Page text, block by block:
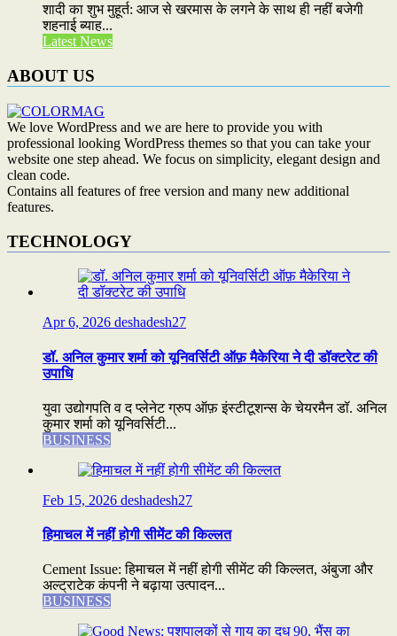
शादी का शुभ मुहूर्त: आज से खरमास के लगने के साथ ही नहीं बजेगी
शहनाई ब्याह...
Latest News
ABOUT US
We love WordPress and we are here to provide you with
professional looking WordPress themes so that you can take your
website one step ahead. We focus on simplicity, elegant design and
clean code.
Contains all features of free version and many new additional
features.
TECHNOLOGY
Apr 6, 2026 deshadesh27
डॉ. अनिल कुमार शर्मा को यूनिवर्सिटी ऑफ़ मैकेरिया ने दी डॉक्टरेट की
उपाधि
युवा उद्योगपति व द प्लेनेट ग्रुप ऑफ़ इंस्टीटूशन्स के चेयरमैन डॉ. अनिल
कुमार शर्मा को यूनिवर्सिटी...
BUSINESS
Feb 15, 2026 deshadesh27
हिमाचल में नहीं होगी सीमेंट की किल्लत
Cement Issue: हिमाचल में नहीं होगी सीमेंट की किल्लत, अंबुजा और
अल्ट्राटेक कंपनी ने बढ़ाया उत्पादन...
BUSINESS